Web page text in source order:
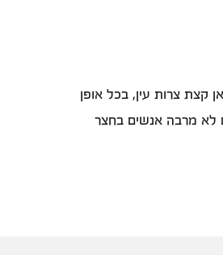
קצת צרות עין, בכל אופן
לא מרבה אנשים בחצר